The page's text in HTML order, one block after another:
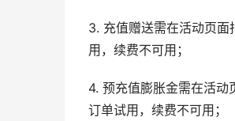
3. 充值赠送需在活动页
用，续费不可用；
4. 预充值膨胀金需在活动
订单试用，续费不可用；